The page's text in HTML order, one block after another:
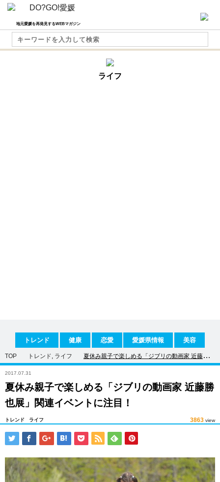
地元愛媛を再発見するWEBマガジン
ライフ
トレンド 健康 恋愛 愛媛県情報 美容
TOP トレンド, ライフ
夏休み親子で楽しめる「ジブリの動画家 近藤勝也
展」関連イベントに注目！
2017.07.31
夏休み親子で楽しめる「ジブリの動画家 近藤勝
也展」関連イベントに注目！
トレンド ライフ 3863 view